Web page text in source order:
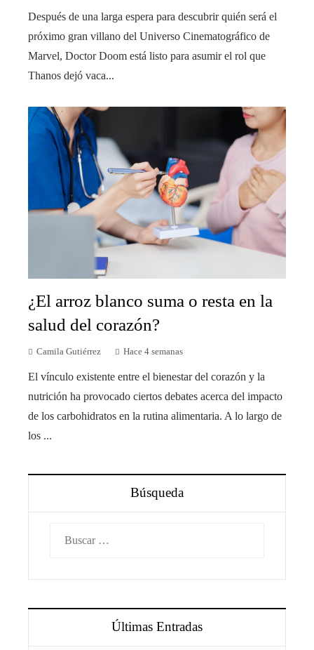
Después de una larga espera para descubrir quién será el
próximo gran villano del Universo Cinematográfico de
Marvel, Doctor Doom está listo para asumir el rol que
Thanos dejó vaca...
¿El arroz blanco suma o resta en la
salud del corazón?
Camila Gutiérrez Hace 4 semanas
El vínculo existente entre el bienestar del corazón y la
nutrición ha provocado ciertos debates acerca del impacto
de los carbohidratos en la rutina alimentaria. A lo largo de
los ...
Búsqueda
Últimas Entradas